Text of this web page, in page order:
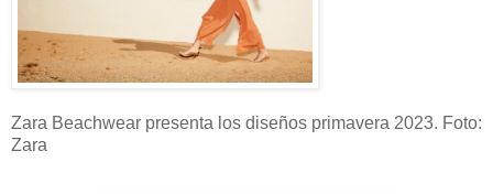
Zara Beachwear presenta los diseños primavera 2023. Foto:
Zara